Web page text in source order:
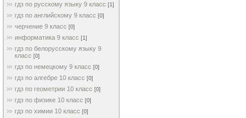
гдз по русскому языку 9 класс [1]
гдз по английскому 9 класс [0]
черчение 9 класс [0]
информатика 9 класс [1]
гдз по белорусскому языку 9
класс [0]
гдз по немецкому 9 класс [0]
гдз по алгебре 10 класс [0]
гдз по геометрии 10 класс [0]
гдз по физике 10 класс [0]
гдз по химии 10 класс [0]